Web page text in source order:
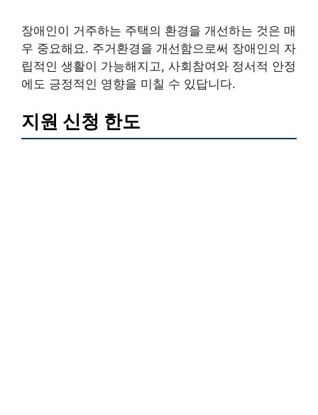
장애인이 거주하는 주택의 환경을 개선하는 것은 매
우 중요해요. 주거환경을 개선함으로써 장애인의 자
립적인 생활이 가능해지고, 사회참여와 정서적 안정
에도 긍정적인 영향을 미칠 수 있답니다.
지원 신청 한도